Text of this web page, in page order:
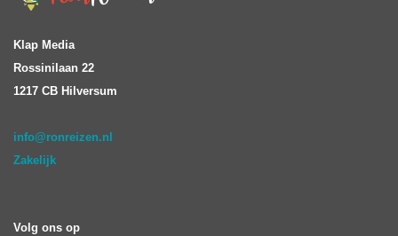
Klap Media
Rossinilaan 22
1217 CB Hilversum
info@ronreizen.nl
Zakelijk
Volg ons op